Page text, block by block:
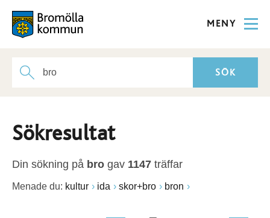
MENY
Sökresultat
Din sökning på bro gav 1147 träffar
Menade du: kultur ida skor+bro bron